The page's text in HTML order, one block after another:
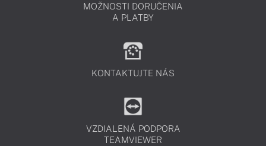
MOŽNOSTI DORUČENIA
A PLATBY
KONTAKTUJTE NÁS
VZDIALENÁ PODPORA
TEAMVIEWER